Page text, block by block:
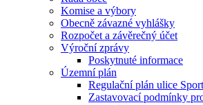
Komise a výbory
Obecně závazné vyhlášky
Rozpočet a závěrečný účet
Výroční zprávy
Poskytnuté informace
Územní plán
Regulační plán ulice
Zastavovací podmínky